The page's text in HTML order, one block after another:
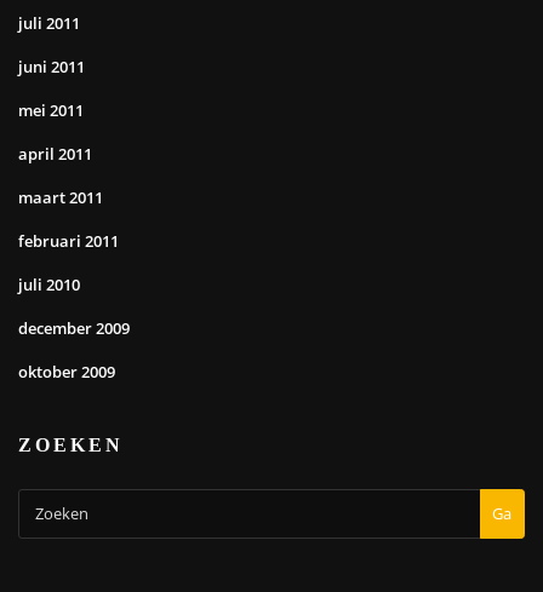
juli 2011
juni 2011
mei 2011
april 2011
maart 2011
februari 2011
juli 2010
december 2009
oktober 2009
ZOEKEN
Ga